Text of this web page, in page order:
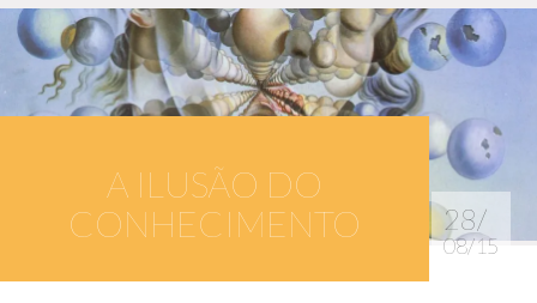
A ILUSÃO DO
CONHECIMENTO
28/
08/15